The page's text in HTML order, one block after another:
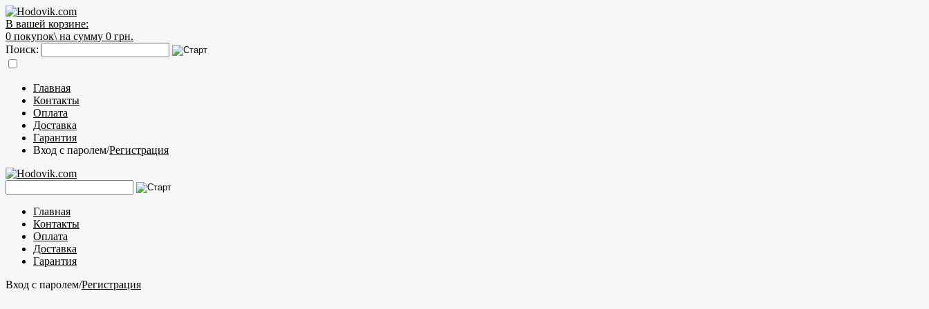
В вашей корзине:
0 покупок\ на сумму 0 грн.
Поиск:
Главная
Контакты
Оплата
Доставка
Гарантия
Вход с паролем/Регистрация
Главная
Контакты
Оплата
Доставка
Гарантия
Вход с паролем/Регистрация